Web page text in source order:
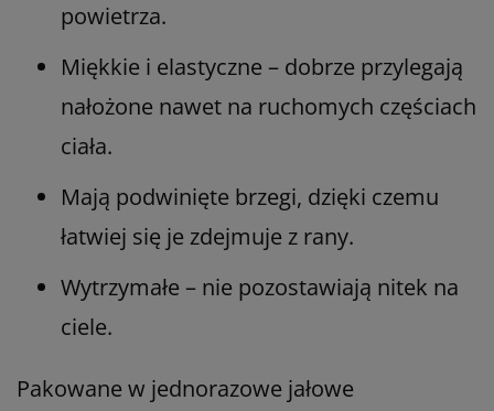
powietrza.
Miękkie i elastyczne – dobrze przylegają
nałożone nawet na ruchomych częściach
ciała.
Mają podwinięte brzegi, dzięki czemu
łatwiej się je zdejmuje z rany.
Wytrzymałe – nie pozostawiają nitek na
ciele.
Pakowane w jednorazowe jałowe